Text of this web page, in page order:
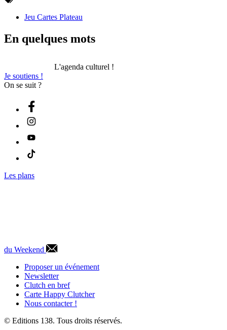
Jeu Cartes Plateau
En quelques mots
L'agenda culturel !
Je soutiens !
On se suit ?
Les plans
du Weekend
Proposer un événement
Newsletter
Clutch en bref
Carte Happy Clutcher
Nous contacter !
© Editions 138. Tous droits réservés.